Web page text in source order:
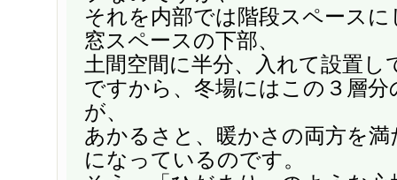
それを内部では階段スペース
窓スペースの下部、
土間空間に半分、入れて設置し
ですから、冬場にはこの３層分
が、
あかるさと、暖かさの両方を
になっているのです。